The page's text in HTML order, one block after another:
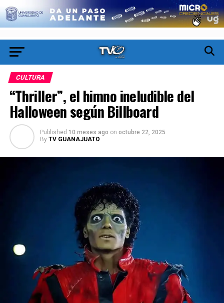
CULTURA
“Thriller”, el himno ineludible del
Halloween según Billboard
Published 10 meses ago on octubre 22, 2025
By TV GUANAJUATO